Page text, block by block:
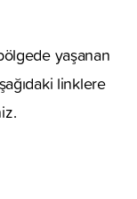
yaşanan
linklere